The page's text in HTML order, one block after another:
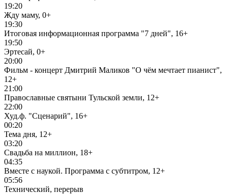
19:20
Жду маму, 0+
19:30
Итоговая информационная программа "7 дней", 16+
19:50
Эртесай, 0+
20:00
Фильм - концерт Дмитрий Маликов "О чём мечтает пианист",
12+
21:00
Православные святыни Тульской земли, 12+
22:00
Худ.ф. "Сценарий", 16+
00:20
Тема дня, 12+
03:20
Свадьба на миллион, 18+
04:35
Вместе с наукой. Программа с субтитром, 12+
05:56
Технический, перерыв